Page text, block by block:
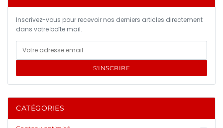
Inscrivez-vous pour recevoir nos derniers articles directement
dans votre boîte mail.
S'INSCRIRE
CATÉGORIES